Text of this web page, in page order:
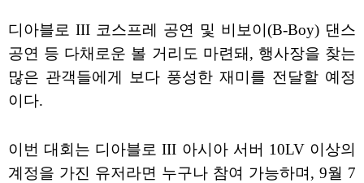
디아블로 III 코스프레 공연 및 비보이(B-Boy) 댄스
공연 등 다채로운 볼 거리도 마련돼, 행사장을 찾는
많은 관객들에게 보다 풍성한 재미를 전달할 예정
이다.
이번 대회는 디아블로 III 아시아 서버 10LV 이상의
계정을 가진 유저라면 누구나 참여 가능하며, 9월 7